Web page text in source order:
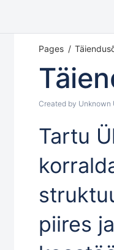
Pages
Created by Unknown
Tartu
piires